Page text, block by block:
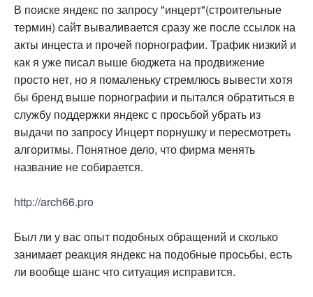
В поиске яндекс по запросу "инцерт"(строительные
термин) сайт вываливается сразу же после ссылок на
акты инцеста и прочей порнографии. Трафик низкий и
как я уже писал выше бюджета на продвижение
просто нет, но я помаленьку стремлюсь вывести хотя
бы бренд выше порнографии и пытался обратиться в
службу поддержки яндекс с просьбой убрать из
выдачи по запросу Инцерт порнушку и пересмотреть
алгоритмы. Понятное дело, что фирма менять
название не собирается.
http://arch66.pro
Был ли у вас опыт подобных обращений и сколько
занимает реакция яндекс на подобные просьбы, есть
ли вообще шанс что ситуация исправится.